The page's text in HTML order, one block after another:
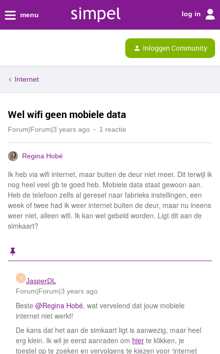
menu log in
Inloggen Community
Internet
Wel wifi geen mobiele data
Forum|Forum|3 years ago 1 reactie
Regina Hobé
Ik heb via wifi internet, maar buiten de deur niet meer. Dit terwijl ik
nog heel veel gb te goed heb. Mobiele data staat gewoon aan.
Heb de telefoon zelfs al gereset naar fabrieks instellingen, een
week of twee had ik weer internet buiten de deur, maar nu ineens
weer niet, alleen wifi. Ik kan wel gebeld worden. Ligt dit aan de
simkaart?
J
JasperDL
Forum|Forum|3 years ago
Beste @Regina Hobé, wat vervelend dat jouw mobiele
internet niet werkt!
De kans dat het aan de simkaart ligt is aanwezig, maar heel
erg klein. Ik wil je eerst aanraden om hier te klikken, je
toestel op te zoeken en vervolgens te kiezen voor ‘internet